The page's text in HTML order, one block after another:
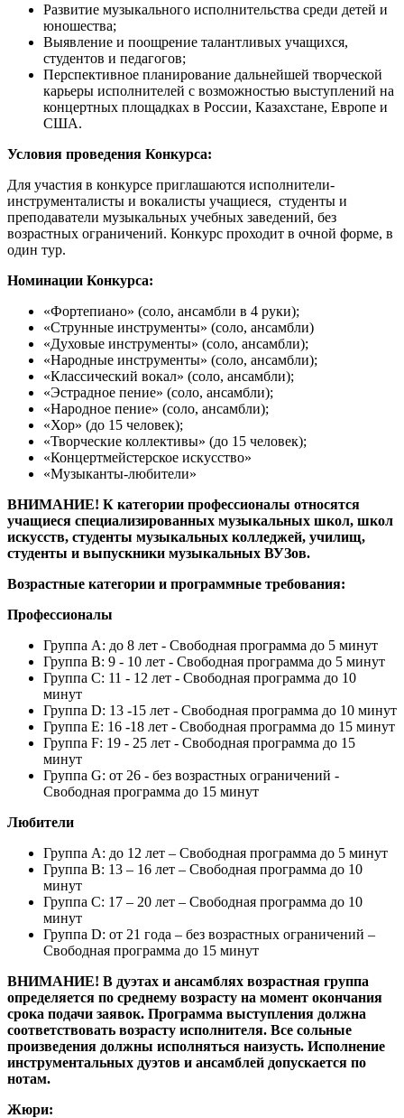
Развитие музыкального исполнительства среди детей и
юношества;
Выявление и поощрение талантливых учащихся,
студентов и педагогов;
Перспективное планирование дальнейшей творческой
карьеры исполнителей с возможностью выступлений на
концертных площадках в России, Казахстане, Европе и
США.
Условия проведения Конкурса:
Для участия в конкурсе приглашаются исполнители-
инструменталисты и вокалисты учащиеся, студенты и
преподаватели музыкальных учебных заведений, без
возрастных ограничений. Конкурс проходит в очной форме, в
один тур.
Номинации Конкурса:
«Фортепиано» (соло, ансамбли в 4 руки);
«Струнные инструменты» (соло, ансамбли)
«Духовые инструменты» (соло, ансамбли);
«Народные инструменты» (соло, ансамбли);
«Классический вокал» (соло, ансамбли);
«Эстрадное пение» (соло, ансамбли);
«Народное пение» (соло, ансамбли);
«Хор» (до 15 человек);
«Творческие коллективы» (до 15 человек);
«Концертмейстерское искусство»
«Музыканты-любители»
ВНИМАНИЕ! К категории профессионалы относятся
учащиеся специализированных музыкальных школ, школ
искусств, студенты музыкальных колледжей, училищ,
студенты и выпускники музыкальных ВУЗов.
Возрастные категории и программные требования:
Профессионалы
Группа A: до 8 лет - Свободная программа до 5 минут
Группа B: 9 - 10 лет - Свободная программа до 5 минут
Группа C: 11 - 12 лет - Свободная программа до 10
минут
Группа D: 13 -15 лет - Свободная программа до 10 минут
Группа E: 16 -18 лет - Свободная программа до 15 минут
Группа F: 19 - 25 лет - Свободная программа до 15
минут
Группа G: от 26 - без возрастных ограничений -
Свободная программа до 15 минут
Любители
Группа А: до 12 лет – Свободная программа до 5 минут
Группа В: 13 – 16 лет – Свободная программа до 10
минут
Группа С: 17 – 20 лет – Свободная программа до 10
минут
Группа D: от 21 года – без возрастных ограничений –
Свободная программа до 15 минут
ВНИМАНИЕ! В дуэтах и ансамблях возрастная группа
определяется по среднему возрасту на момент окончания
срока подачи заявок. Программа выступления должна
соответствовать возрасту исполнителя. Все сольные
произведения должны исполняться наизусть. Исполнение
инструментальных дуэтов и ансамблей допускается по
нотам.
Жюри: